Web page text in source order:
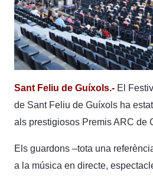
Sant Feliu de Guíxols.- El
de Sant Feliu de Guíxols ha
als prestigiosos Premis ARC de
Els guardons –tota una
a la música en directe,